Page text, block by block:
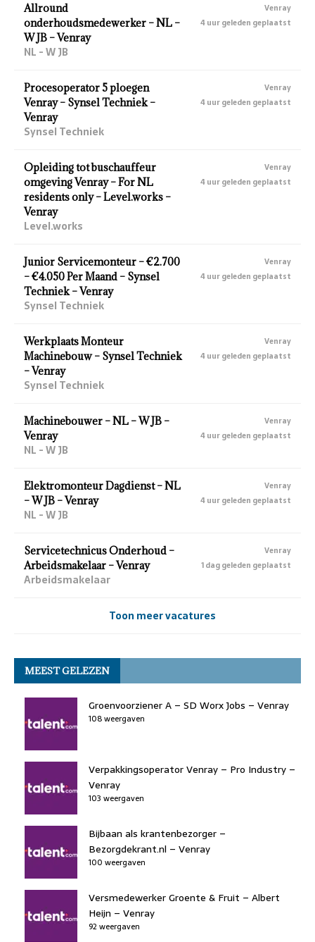
Allround
onderhoudsmedewerker – NL –
W JB – Venray
NL - W JB
Venray
4 uur geleden geplaatst
Procesoperator 5 ploegen
Venray – Synsel Techniek –
Venray
Synsel Techniek
Venray
4 uur geleden geplaatst
Opleiding tot buschauffeur
omgeving Venray – For NL
residents only – Level.works –
Venray
Level.works
Venray
4 uur geleden geplaatst
Junior Servicemonteur – €2.700
– €4.050 Per Maand – Synsel
Techniek – Venray
Synsel Techniek
Venray
4 uur geleden geplaatst
Werkplaats Monteur
Machinebouw – Synsel Techniek
– Venray
Synsel Techniek
Venray
4 uur geleden geplaatst
Machinebouwer – NL – W JB –
Venray
NL - W JB
Venray
4 uur geleden geplaatst
Elektromonteur Dagdienst – NL
– W JB – Venray
NL - W JB
Venray
4 uur geleden geplaatst
Servicetechnicus Onderhoud –
Arbeidsmakelaar – Venray
Arbeidsmakelaar
Venray
1 dag geleden geplaatst
Toon meer vacatures
MEEST GELEZEN
Groenvoorziener A – SD Worx Jobs – Venray
108 weergaven
Verpakkingsoperator Venray – Pro Industry –
Venray
103 weergaven
Bijbaan als krantenbezorger –
Bezorgdekrant.nl – Venray
100 weergaven
Versmedewerker Groente & Fruit – Albert
Heijn – Venray
92 weergaven